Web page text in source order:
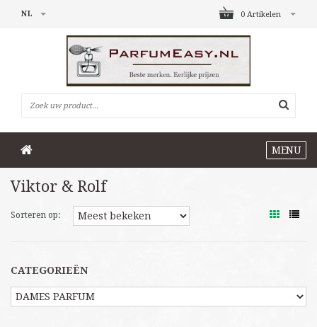
0 Artikelen
NL
MENU
Viktor & Rolf
Sorteren op:
CATEGORIEËN